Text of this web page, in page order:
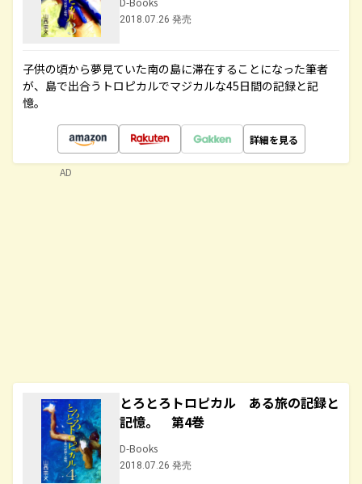
2018.07.26 発売
子供の頃から夢見ていた南の島に滞在することになった筆者
が、島で出合うトロピカルでマジカルな45日間の記録と記
憶。
詳細を見る
とろとろトロピカル ある旅の記録と
記憶。 第4巻
D-Books
2018.07.26 発売
AD